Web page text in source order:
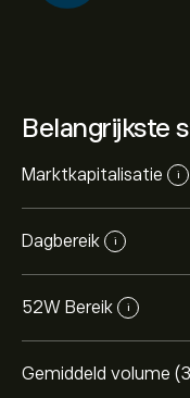
Belangrijkste
Marktkapitalisatie i
Dagbereik i
52W Bereik i
Gemiddeld volume